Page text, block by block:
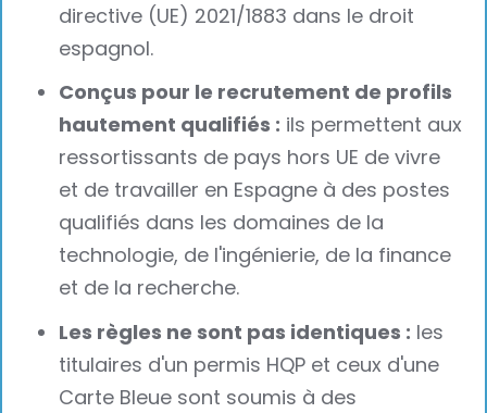
directive (UE) 2021/1883 dans le droit
espagnol.
Conçus pour le recrutement de profils
hautement qualifiés : ils permettent aux
ressortissants de pays hors UE de vivre
et de travailler en Espagne à des postes
qualifiés dans les domaines de la
technologie, de l'ingénierie, de la finance
et de la recherche.
Les règles ne sont pas identiques : les
titulaires d'un permis HQP et ceux d'une
Carte Bleue sont soumis à des